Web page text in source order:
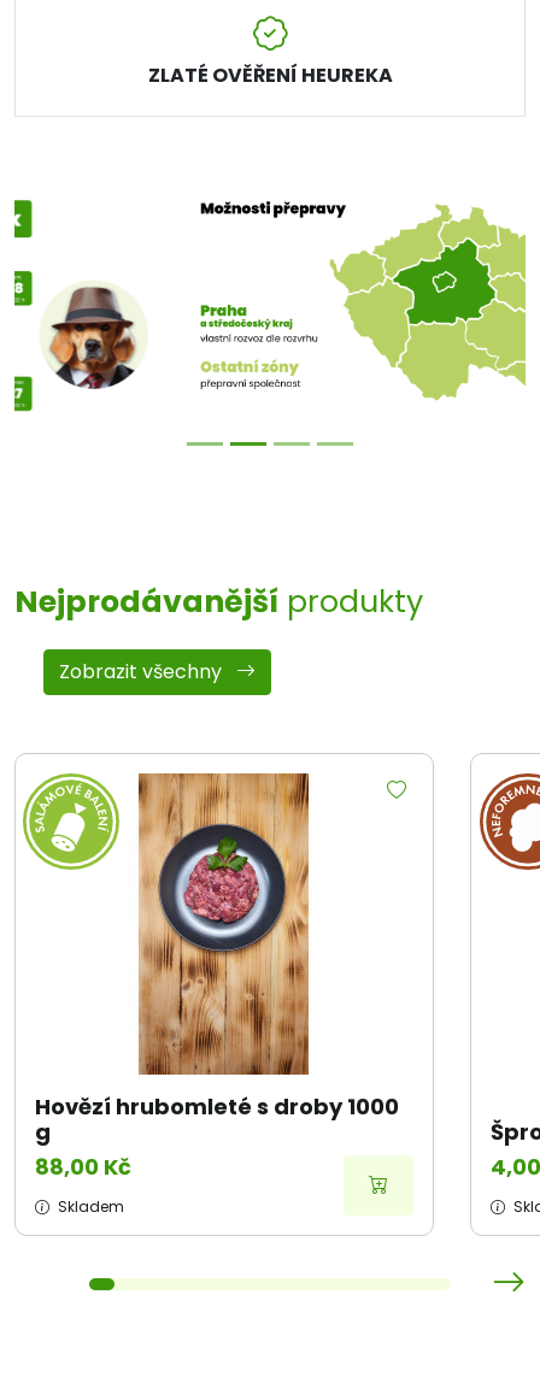
ZLATÉ OVĚŘENÍ HEUREKA
Nejprodávanější produkty
Zobrazit všechny
Hovězí hrubomleté s droby 1000
g
88,00 Kč
Skladem